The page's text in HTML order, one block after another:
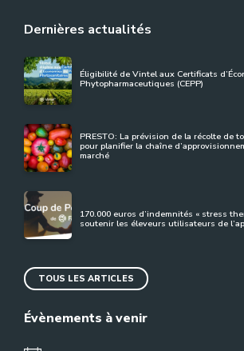
Dernières actualités
Éligibilité de Vintel aux Certificats
Phytopharmaceutiques (CEPP)
PRESTO: La prévision de la récolte de
pour planifier la chaîne
marché
170.000 euros d’indemnités « stress
soutenir les éleveurs utilisateurs de
TOUS LES ARTICLES
Évènements à venir